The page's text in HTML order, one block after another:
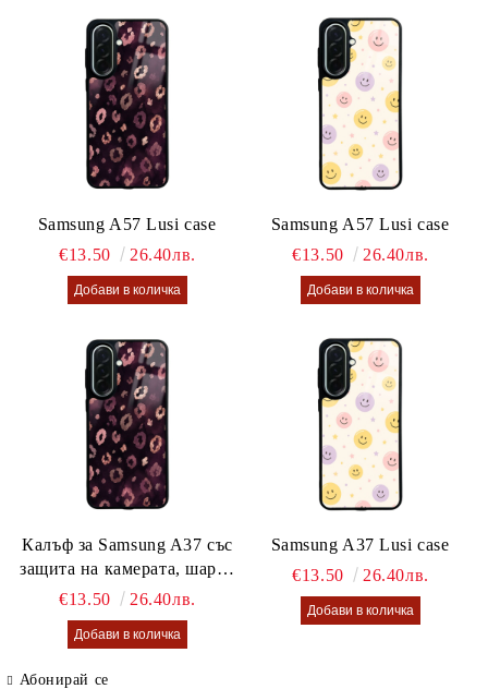
Samsung A57 Lusi case
€13.50
26.40лв.
Samsung A57 Lusi case
€13.50
26.40лв.
Калъф за Samsung A37 със
защита на камерата, шарен
калъф Lusi case
€13.50 26.40лв.
Samsung A37 Lusi case
€13.50
26.40лв.
Абонирай се